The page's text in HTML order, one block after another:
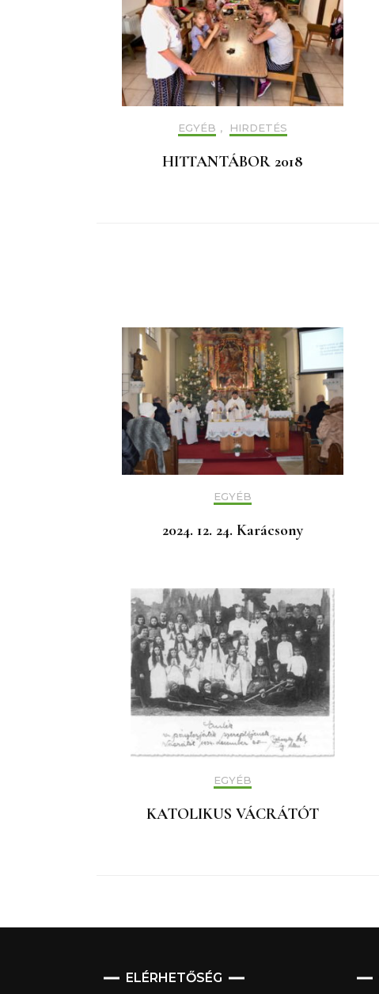
EGYÉB , HIRDETÉS
HITTANTÁBOR 2018
EGYÉB
2024. 12. 24. Karácsony
EGYÉB
KATOLIKUS VÁCRÁTÓT
ELÉRHETŐSÉG